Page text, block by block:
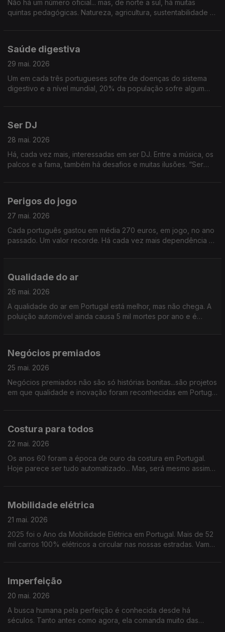
Não há um número oficial... mas, de norte a sul, há muitas
quintas pedagógicas. Natureza, agricultura, sustentabilidade e
Saúde digestiva
29 mai. 2026
Um em cada três portugueses sofre de doenças do sistema
digestivo e a nível mundial, 20% da população sofre algum
Ser DJ
28 mai. 2026
Há, cada vez mais, interessadas em ser DJ. Entre a música, os
palcos e a fama, também há desafios e muitas ilusões. “Ser
Perigos do jogo
27 mai. 2026
Cada português gastou em média 270 euros, em jogo, no ano
passado. Um valor recorde. Há cada vez mais dependência e
Qualidade do ar
26 mai. 2026
A qualidade do ar em Portugal está melhor, mas não chega. A
poluição automóvel ainda causa 5 mil mortes por ano e é
Negócios premiados
25 mai. 2026
Negócios premiados não são só histórias bonitas...são projetos
em que qualidade e inovação foram reconhecidas em Portugal
Costura para todos
22 mai. 2026
Os anos 60 foram a época de ouro da costura em Portugal.
Hoje parece ser tudo automatizado... Mas, será mesmo assim?
Mobilidade elétrica
21 mai. 2026
2025 foi o Ano da Mobilidade Elétrica em Portugal. Mais de 52
mil carros 100% elétricos a circular nas nossas estradas. Vamos
Imperfeição
20 mai. 2026
A busca humana pela perfeição é conhecida desde há
séculos. Tanto antes como agora, ela comanda muito das